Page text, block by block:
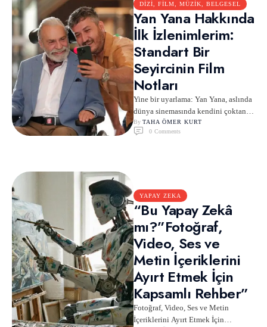
DIZI, FILM, MÜZIK, BELGESEL
Yan Yana Hakkında
İlk İzlenimlerim:
Standart Bir
Seyircinin Film
Notları
Yine bir uyarlama: Yan Yana, aslında
dünya sinemasında kendini çoktan
kanıtlamış bir hikâyenin yeni bir
yorumu. Daha önce …
By TAHA ÖMER KURT
0 Comments
YAPAY ZEKA
“Bu Yapay Zekâ
mı?”Fotoğraf,
Video, Ses ve
Metin İçeriklerini
Ayırt Etmek İçin
Kapsamlı Rehber”
Fotoğraf, Video, Ses ve Metin
İçeriklerini Ayırt Etmek İçin